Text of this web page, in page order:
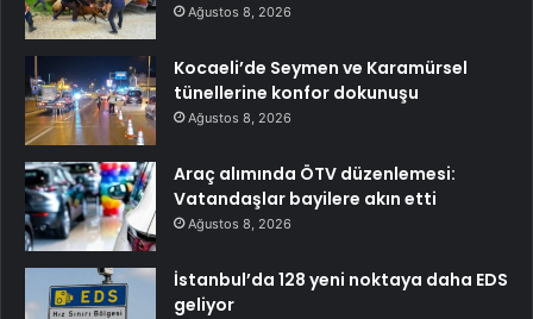
Ağustos 8, 2026
Kocaeli’de Seymen ve Karamürsel
tünellerine konfor dokunuşu
Ağustos 8, 2026
Araç alımında ÖTV düzenlemesi:
Vatandaşlar bayilere akın etti
Ağustos 8, 2026
İstanbul’da 128 yeni noktaya daha EDS
geliyor